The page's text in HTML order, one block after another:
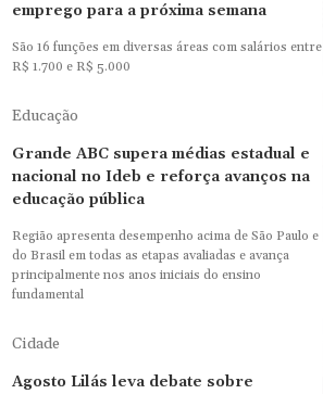
emprego para a próxima semana
São 16 funções em diversas áreas com salários entre
R$ 1.700 e R$ 5.000
Educação
Grande ABC supera médias estadual e
nacional no Ideb e reforça avanços na
educação pública
Região apresenta desempenho acima de São Paulo e
do Brasil em todas as etapas avaliadas e avança
principalmente nos anos iniciais do ensino
fundamental
Cidade
Agosto Lilás leva debate sobre